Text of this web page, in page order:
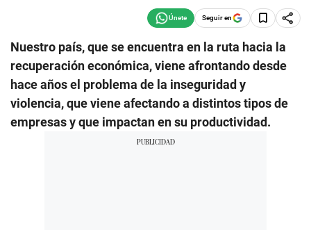
Seguir en
Nuestro país, que se encuentra en la ruta hacia la
recuperación económica, viene afrontando desde
hace años el problema de la inseguridad y
violencia, que viene afectando a distintos tipos de
empresas y que impactan en su productividad.